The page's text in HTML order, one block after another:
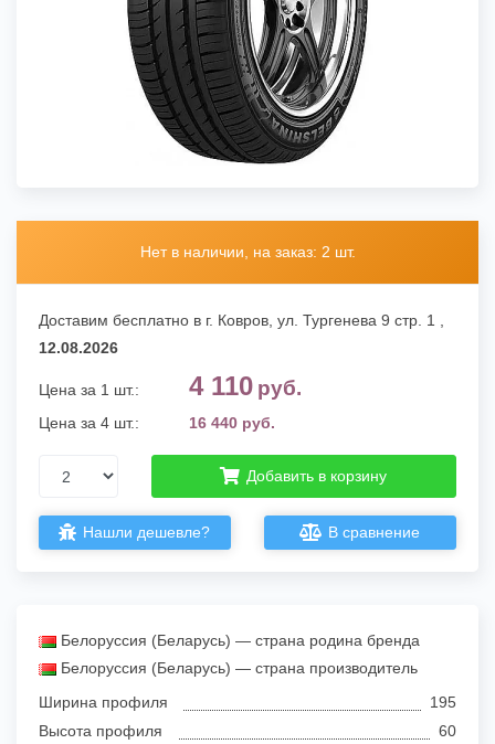
Нет в наличии, на заказ: 2 шт.
Доставим бесплатно в г. Ковров, ул. Тургенева 9 стр. 1
12.08.2026
Цена за 1 шт.: 4 110 руб.
Цена за 4 шт.: 16 440 руб.
Добавить в корзину
Нашли дешевле? В сравнение
Белоруссия (Беларусь) — страна родина бренда
Белоруссия (Беларусь) — страна производитель
Ширина профиля
195
Высота профиля
60